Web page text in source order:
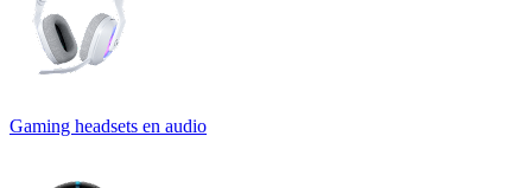
Gaming headsets en audio